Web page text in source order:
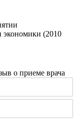
экономики (2010
о приеме врача